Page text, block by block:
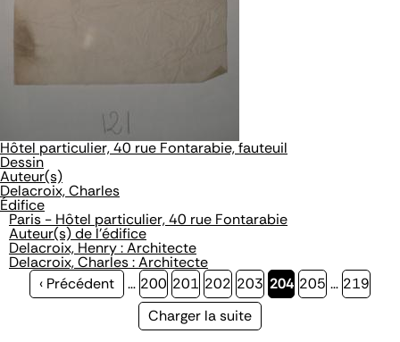
Hôtel particulier, 40 rue Fontarabie, fauteuil
Dessin
Auteur(s)
Delacroix, Charles
Édifice
Paris - Hôtel particulier, 40 rue Fontarabie
Auteur(s) de l'édifice
Delacroix, Henry : Architecte
Delacroix, Charles : Architecte
Page
‹ Précédent … Page
200 Page
201 Page
202 Page
203 Page
204 Page
205 … Page
219
Page
Charger la suite